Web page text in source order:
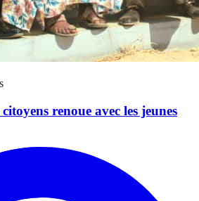
renoue avec les jeunes